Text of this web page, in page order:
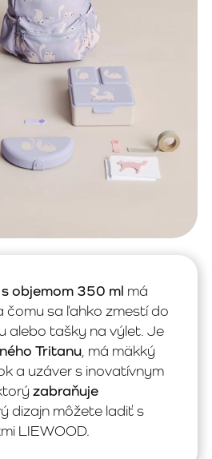
s objemom 350 ml má
čomu sa ľahko zmestí do
alebo tašky na výlet. Je
Tritanu , má mäkký
a uzáver s inovatívnym
zabraňuje
dizajn môžete ladiť s
LIEWOOD.